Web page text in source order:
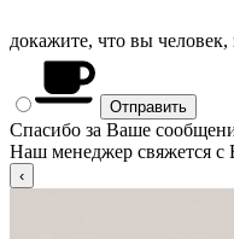
докажите, что вы человек,
Спасибо за Ваше
Наш менеджер свяжется